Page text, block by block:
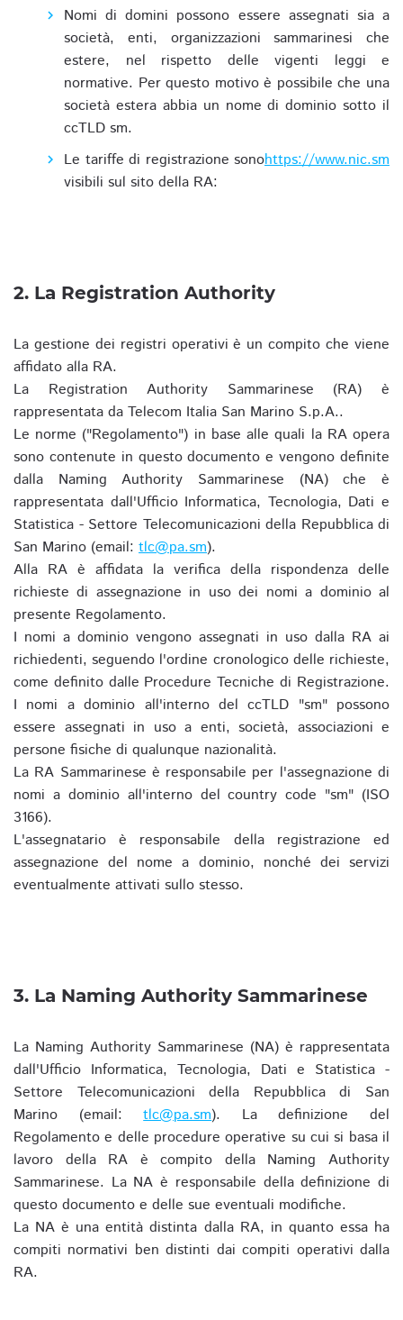
Nomi di domini possono essere assegnati sia a
società, enti, organizzazioni sammarinesi che
estere, nel rispetto delle vigenti leggi e
normative. Per questo motivo è possibile che una
società estera abbia un nome di dominio sotto il
ccTLD sm.
Le tariffe di registrazione sono
visibili sul sito della RA:
https://www.nic.sm
2. La Registration Authority
La gestione dei registri operativi è un compito che viene
affidato alla RA.
La Registration Authority Sammarinese (RA) è
rappresentata da Telecom Italia San Marino S.p.A..
Le norme ("Regolamento") in base alle quali la RA opera
sono contenute in questo documento e vengono definite
dalla Naming Authority Sammarinese (NA) che è
rappresentata dall'Ufficio Informatica, Tecnologia, Dati e
Statistica - Settore Telecomunicazioni della Repubblica di
San Marino (email: tlc@pa.sm).
Alla RA è affidata la verifica della rispondenza delle
richieste di assegnazione in uso dei nomi a dominio al
presente Regolamento.
I nomi a dominio vengono assegnati in uso dalla RA ai
richiedenti, seguendo l'ordine cronologico delle richieste,
come definito dalle Procedure Tecniche di Registrazione.
I nomi a dominio all'interno del ccTLD "sm" possono
essere assegnati in uso a enti, società, associazioni e
persone fisiche di qualunque nazionalità.
La RA Sammarinese è responsabile per l'assegnazione di
nomi a dominio all'interno del country code "sm" (ISO
3166).
L'assegnatario è responsabile della registrazione ed
assegnazione del nome a dominio, nonché dei servizi
eventualmente attivati sullo stesso.
3. La Naming Authority Sammarinese
La Naming Authority Sammarinese (NA) è rappresentata
dall'Ufficio Informatica, Tecnologia, Dati e Statistica -
Settore Telecomunicazioni della Repubblica di San
Marino (email:tlc@pa.sm). La definizione del
Regolamento e delle procedure operative su cui si basa il
lavoro della RA è compito della Naming Authority
Sammarinese. La NA è responsabile della definizione di
questo documento e delle sue eventuali modifiche.
La NA è una entità distinta dalla RA, in quanto essa ha
compiti normativi ben distinti dai compiti operativi dalla
RA.